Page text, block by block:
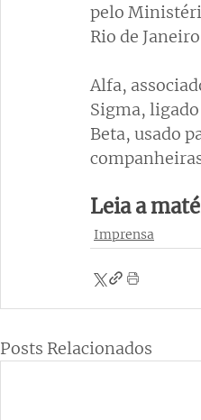
pelo
Rio de
Alfa,
Sigma,
Beta, usado
Leia a
Imprensa
Posts Relacionados